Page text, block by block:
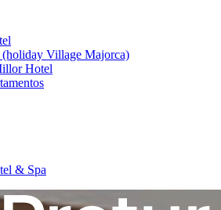
Village Majorca)
Hotel
& Spa